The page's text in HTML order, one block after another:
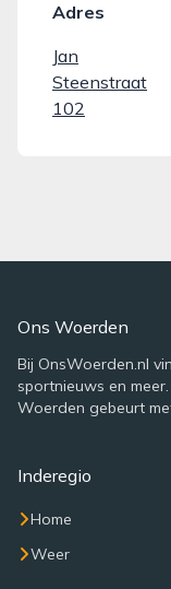
Adres
Jan
Steenstraat
102
Ons Woerden
Bij OnsWoerden.nl
sportnieuws en
Woerden gebeurt
Inderegio
Home
Weer